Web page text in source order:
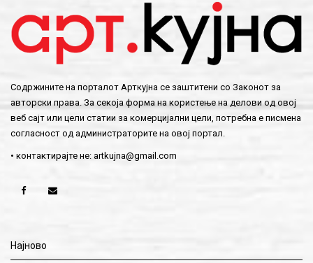
Содржините на порталот Арткујна се заштитени со Законот за
авторски права. За секоја форма на користење на делови од овој
веб сајт или цели статии за комерцијални цели, потребна е писмена
согласност од администраторите на овој портал.
• контактирајте не: artkujna@gmail.com
Најново